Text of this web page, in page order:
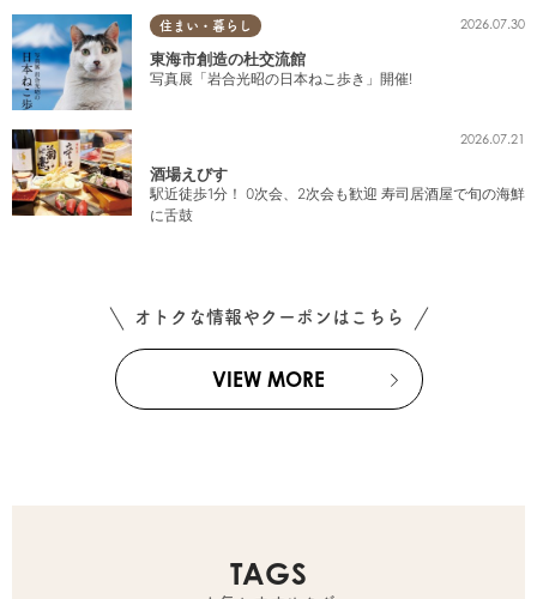
住まい・暮らし 2026.07.30
東海市創造の杜交流館
写真展「岩合光昭の日本ねこ歩き」開催!
2026.07.21
酒場えびす
駅近徒歩1分！ 0次会、2次会も歓迎 寿司居酒屋で旬の海鮮
に舌鼓
オトクな情報やクーポンはこちら
VIEW MORE
TAGS